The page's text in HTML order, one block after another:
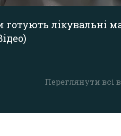
Переглянути всі
готують лікувальні